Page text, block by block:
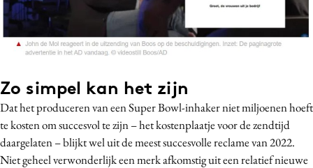
Zo simpel kan het zijn
Dat het produceren van een Super Bowl-inhaker niet miljoenen hoeft
te kosten om succesvol te zijn – het kostenplaatje voor de zendtijd
daargelaten – blijkt wel uit de meest succesvolle reclame van 2022.
Niet geheel verwonderlijk een merk afkomstig uit een relatief nieuwe